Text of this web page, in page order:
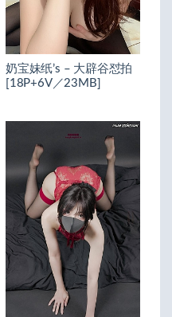
奶宝妹纸’s – 大辟谷怼拍
[18P+6V／23MB]